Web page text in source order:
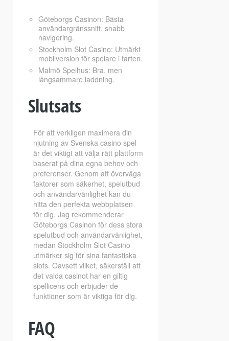
Göteborgs Casinon: Bästa
användargränssnitt, snabb
navigering.
Stockholm Slot Casino: Utmärkt
mobilversion för spelare i farten.
Malmö Spelhus: Bra, men
långsammare laddning.
Slutsats
För att verkligen maximera din
njutning av Svenska casino spel
är det viktigt att välja rätt plattform
baserat på dina egna behov och
preferenser. Genom att överväga
faktorer som säkerhet, spelutbud
och användarvänlighet kan du
hitta den perfekta webbplatsen
för dig. Jag rekommenderar
Göteborgs Casinon för dess stora
spelutbud och användarvänlighet,
medan Stockholm Slot Casino
utmärker sig för sina fantastiska
slots. Oavsett vilket, säkerställ att
det valda casinot har en giltig
spellicens och erbjuder de
funktioner som är viktiga för dig.
FAQ